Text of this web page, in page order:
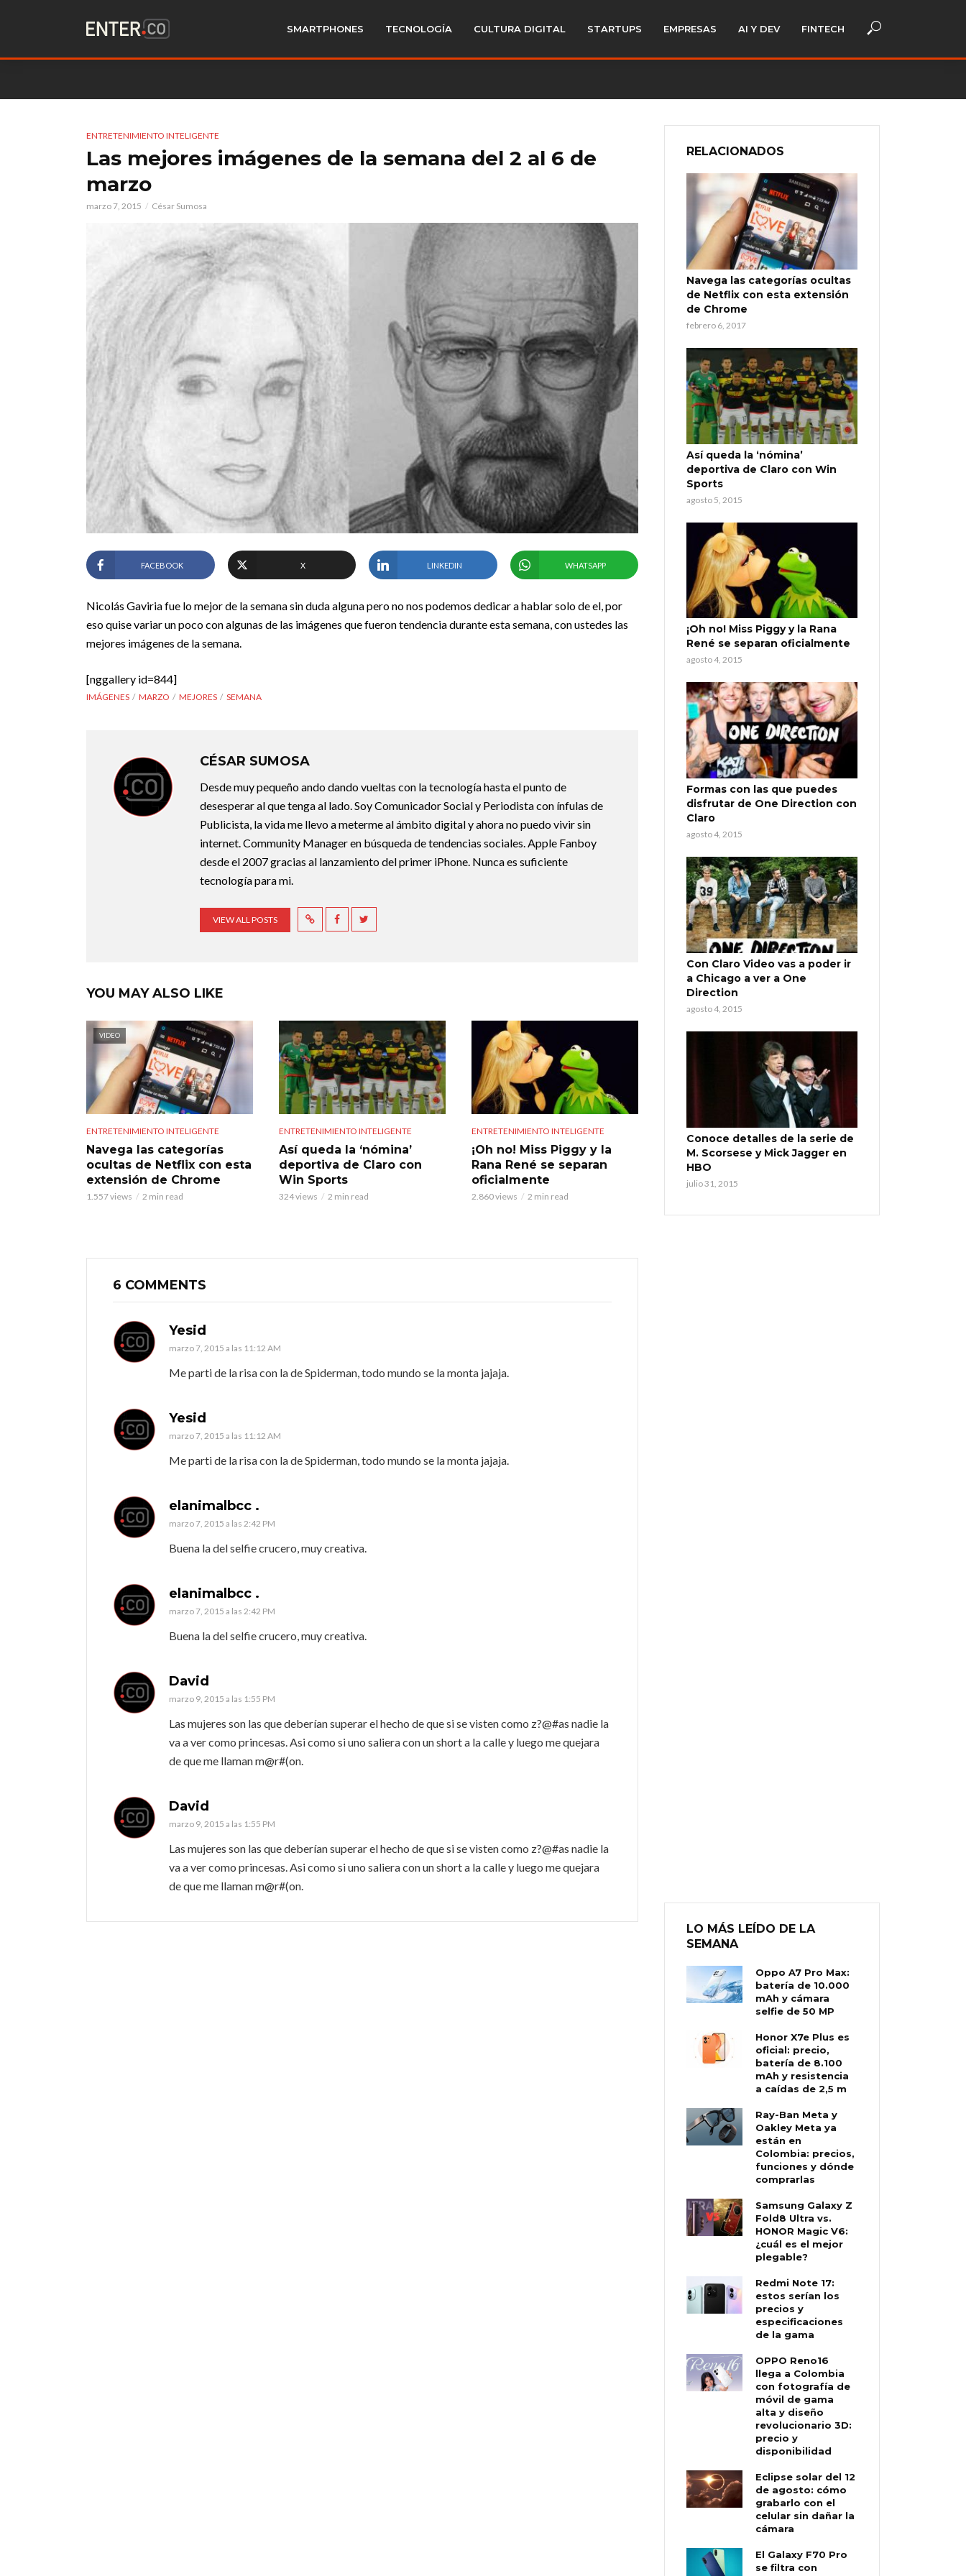
SMARTPHONES TECNOLOGÍA CULTURA DIGITAL STARTUPS EMPRESAS AI Y DEV FINTECH
ENTRETENIMIENTO INTELIGENTE
Las mejores imágenes de la semana del 2 al 6 de
marzo
marzo 7, 2015 César Sumosa
FACEBOOK X LINKEDIN WHATSAPP
Nicolás Gaviria fue lo mejor de la semana sin duda alguna pero no nos podemos dedicar a hablar solo de el, por
eso quise variar un poco con algunas de las imágenes que fueron tendencia durante esta semana, con ustedes las
mejores imágenes de la semana.
[nggallery id=844]
IMÁGENES MARZO MEJORES SEMANA
CÉSAR SUMOSA
Desde muy pequeño ando dando vueltas con la tecnología hasta el punto de
desesperar al que tenga al lado. Soy Comunicador Social y Periodista con ínfulas de
Publicista, la vida me llevo a meterme al ámbito digital y ahora no puedo vivir sin
internet. Community Manager en búsqueda de tendencias sociales. Apple Fanboy
desde el 2007 gracias al lanzamiento del primer iPhone. Nunca es suficiente
tecnología para mi.
VIEW ALL POSTS
YOU MAY ALSO LIKE
VIDEO
ENTRETENIMIENTO INTELIGENTE
Navega las categorías
ocultas de Netflix con esta
extensión de Chrome
1.557 views 2 min read
ENTRETENIMIENTO INTELIGENTE
Así queda la ‘nómina’
deportiva de Claro con
Win Sports
324 views 2 min read
ENTRETENIMIENTO INTELIGENTE
¡Oh no! Miss Piggy y la
Rana René se separan
oficialmente
2.860 views 2 min read
6 COMMENTS
Yesid
marzo 7, 2015 a las 11:12 AM
Me parti de la risa con la de Spiderman, todo mundo se la monta jajaja.
Yesid
marzo 7, 2015 a las 11:12 AM
Me parti de la risa con la de Spiderman, todo mundo se la monta jajaja.
elanimalbcc .
marzo 7, 2015 a las 2:42 PM
Buena la del selfie crucero, muy creativa.
elanimalbcc .
marzo 7, 2015 a las 2:42 PM
Buena la del selfie crucero, muy creativa.
David
marzo 9, 2015 a las 1:55 PM
Las mujeres son las que deberían superar el hecho de que si se visten como z?@#as nadie la
va a ver como princesas. Asi como si uno saliera con un short a la calle y luego me quejara
de que me llaman m@r#(on.
David
marzo 9, 2015 a las 1:55 PM
Las mujeres son las que deberían superar el hecho de que si se visten como z?@#as nadie la
va a ver como princesas. Asi como si uno saliera con un short a la calle y luego me quejara
de que me llaman m@r#(on.
RELACIONADOS
Navega las categorías ocultas
de Netflix con esta extensión
de Chrome
febrero 6, 2017
Así queda la ‘nómina’
deportiva de Claro con Win
Sports
agosto 5, 2015
¡Oh no! Miss Piggy y la Rana
René se separan oficialmente
agosto 4, 2015
Formas con las que puedes
disfrutar de One Direction con
Claro
agosto 4, 2015
Con Claro Video vas a poder ir
a Chicago a ver a One
Direction
agosto 4, 2015
Conoce detalles de la serie de
M. Scorsese y Mick Jagger en
HBO
julio 31, 2015
LO MÁS LEÍDO DE LA
SEMANA
Oppo A7 Pro Max:
batería de 10.000
mAh y cámara
selfie de 50 MP
Honor X7e Plus es
oficial: precio,
batería de 8.100
mAh y resistencia
a caídas de 2,5 m
Ray-Ban Meta y
Oakley Meta ya
están en
Colombia: precios,
funciones y dónde
comprarlas
Samsung Galaxy Z
Fold8 Ultra vs.
HONOR Magic V6:
¿cuál es el mejor
plegable?
Redmi Note 17:
estos serían los
precios y
especificaciones
de la gama
OPPO Reno16
llega a Colombia
con fotografía de
móvil de gama
alta y diseño
revolucionario 3D:
precio y
disponibilidad
Eclipse solar del 12
de agosto: cómo
grabarlo con el
celular sin dañar la
cámara
El Galaxy F70 Pro
se filtra con